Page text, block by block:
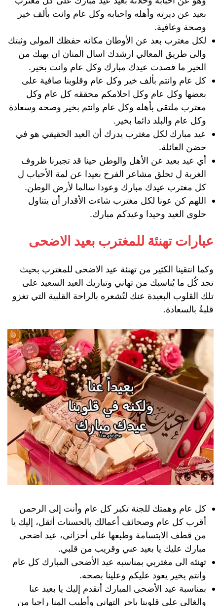
بعيد عن ديرته وأهله واحبابه وكل عام وانت بألف خير
وصحة وعافية.
لكل مغترب بعد عن الأوطان مكانه حفظك المولى وثبتك
والى طريق المعالي ارشدك اسال المنان ان يهبك من
الخير ما قصدت عيدك مبارك وكل عام وانت بخير.
كل عام وانتم بألف خير وكل عام وقلوبنا صافية على
بعضها وكل عام وكل احلامكم محققه كل عام وكل
مغترب ملتقي بأهله وكل عام وانتم بخير وصحه وسعادة
وكل عام والبلد دائما بخير.
عيد مبارك لكل مغترب يدرك أن العيد الحقيقي هو في
حضن العائلة.
أي عيد بعيد عن الأهل والوطن حينا قد تجبرنا ظروف
الغربة ل تحلق مشاعر الفرح بعيدا عن لمة الأحباب ل
كل مغترب عيدك مبارك وعودا سالما لأرض الوطن.
اللهم كن عونا لكل مغترب شاءت الأقدار أن يتناول
حلوى العيد وحيدا وعيدكم مبارك.
عبارات تهنئة للمغترب بعيد الاضحى
وكما انتقينا الكثير من تهنئة عيد الاضحى للمغترب بحيث
تجد كُل ما يُناسبك من تهاني وتباريك العيد السعيد على
تلك القلوب البعيدة عنك لتُشعره بالراحة القلبية التي تغزو
قلبةُ بالسعادة.
كل عام وهمتك للجنة تكبر كل عام وأنت إلى الرحمن
أقرب كل عام وصحائف أعمالك بالحسنات أثقل، إليك يا
من قطف الابتسامة وطبعها على أحزاني، عيد اضحى
مبارك عليك يا بعيد عني وقريب من قلبي.
تهنئه الى مغتربي بمناسبه عيد الأضحى المبارك كل عام
وانتم بخير يعود عليكم وعلينا بصحه.
بمناسبة عيد الأضحى المبارك أتقدم إليك يا بعيد عنا
والغالي على قلوبنا باحر التهاني وأطيب المنا راجيا من